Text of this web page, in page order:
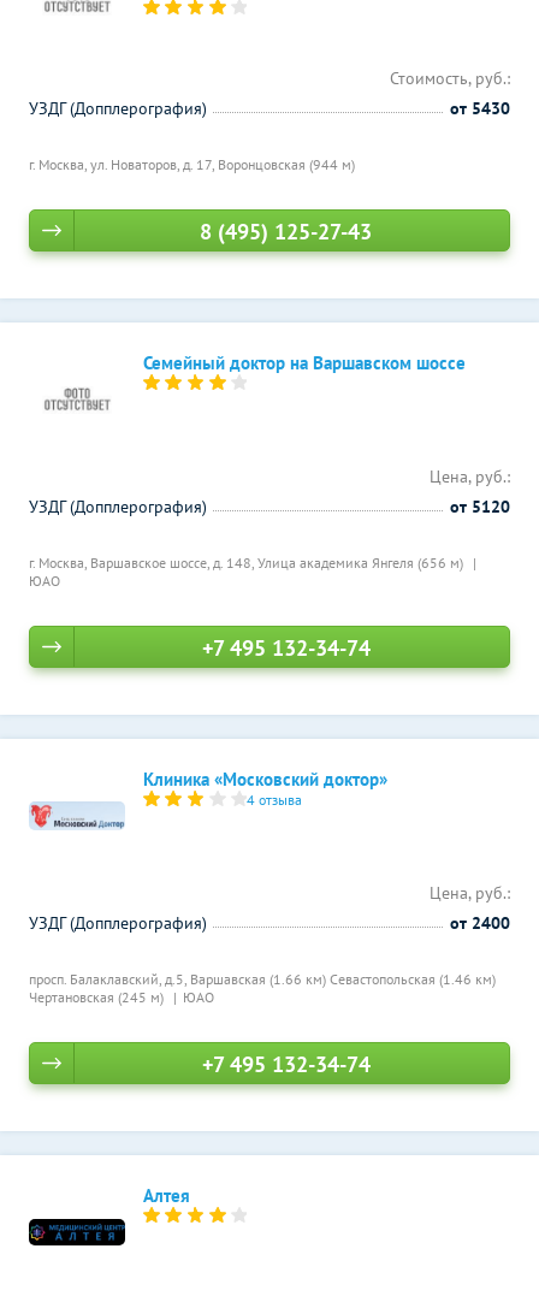
г. Москва, ул. Новаторов, д. 17, Воронцовская (944 м)
Стоимость, руб.:
УЗДГ (Допплерография)
от 5430
8 (495) 125-27-43
Семейный доктор на Варшавском шоссе
г. Москва, Варшавское шоссе, д. 148, Улица академика Янгеля (656 м)
ЮАО
Цена, руб.:
УЗДГ (Допплерография)
от 5120
+7 495 132-34-74
Клиника «Московский доктор»
4 отзыва
просп. Балаклавский, д.5, Варшавская (1.66 км) Севастопольская (1.46 км)
Чертановская (245 м)
ЮАО
Цена, руб.:
УЗДГ (Допплерография)
от 2400
+7 495 132-34-74
Алтея